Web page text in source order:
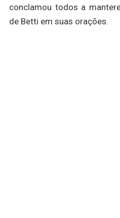
conclamou todos a
de Betti em suas orações.